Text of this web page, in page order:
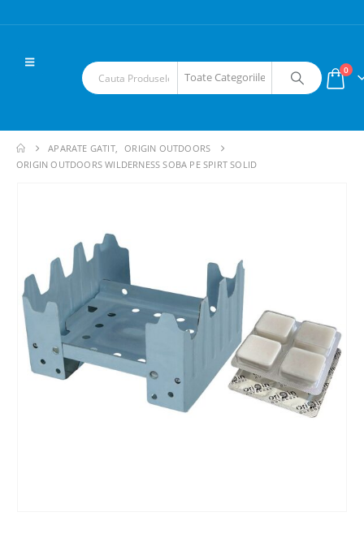
0
APARATE GATIT,
ORIGIN OUTDOORS
ORIGIN OUTDOORS WILDERNESS SOBA PE SPIRT SOLID